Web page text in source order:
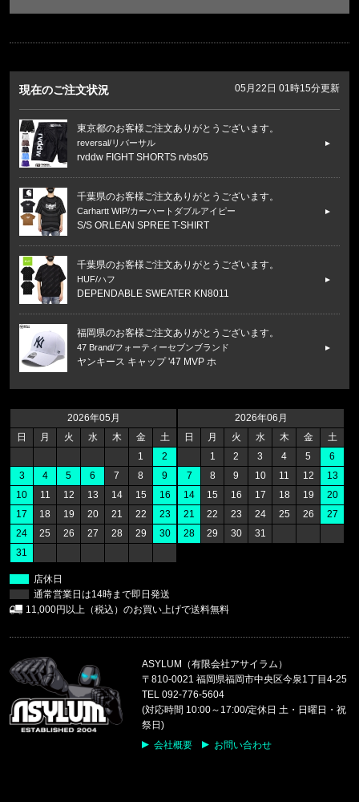
ASYLUM（有限会社アサイラム）
〒810-0021 福岡県福岡市中央区今泉1丁目4-25
TEL 092-776-5604
(対応時間 10:00～17:00/定休日 土・日曜日・祝
祭日)
会社概要
お問い合わせ
2026年05月
日
月 火 水 木 金
土
1
2
3
4 5 6 7 8
9
10
11 12 13 14 15
16
17
18 19 20 21 22
23
24
25 26 27 28 29
30
31
2026年06月
日
月 火 水 木 金
土
1
2 3 4 5
6
7
8 9 10 11 12
13
14
15 16 17 18 19
20
21
22 23 24 25 26
27
28
29 30 31
店休日
通常営業日は14時まで即日発送
11,000円以上（税込）のお買い上げで送料無料
現在のご注文状況 05月22日 01時15分更新
東京都のお客様ご注文ありがとうございます。
reversal/リバーサル
rvddw FIGHT SHORTS rvbs05
千葉県のお客様ご注文ありがとうございます。
Carhartt WIP/カーハートダブルアイピー
S/S ORLEAN SPREE T-SHIRT
千葉県のお客様ご注文ありがとうございます。
HUF/ハフ
DEPENDABLE SWEATER KN8011
福岡県のお客様ご注文ありがとうございます。
47 Brand/フォーティーセブンブランド
ヤンキース キャップ '47 MVP ホ
47 Brand/フォーティーセブンブランド
ヤンキース キャップ ’47 クリーンナップ モス
福岡県のお客様ご注文ありがとうございます。
CALVIN KLEIN/カルバンクライン
LIGHTLY LINED TRIANGLE F8
福岡県のお客様ご注文ありがとうございます。
福岡県のお客様ご注文ありがとうございます。
rvddw FIGHT SHORTS rvbs05
福岡県のお客様ご注文ありがとうございます。
CALVIN KLEIN/カルバンクライン
COTTON STRETCH 3PK TRUNK
福岡県のお客様ご注文ありがとうございます。